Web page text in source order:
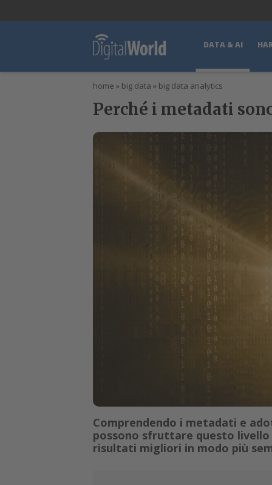
DATA & AI
home » big data » big data analytics
Perché i metadati
Comprendendo i metadati e
possono sfruttare questo
risultati migliori in modo più